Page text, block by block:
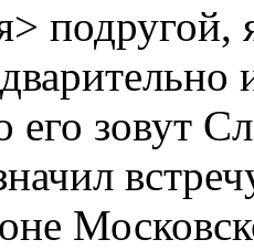
подругой,
его зовут